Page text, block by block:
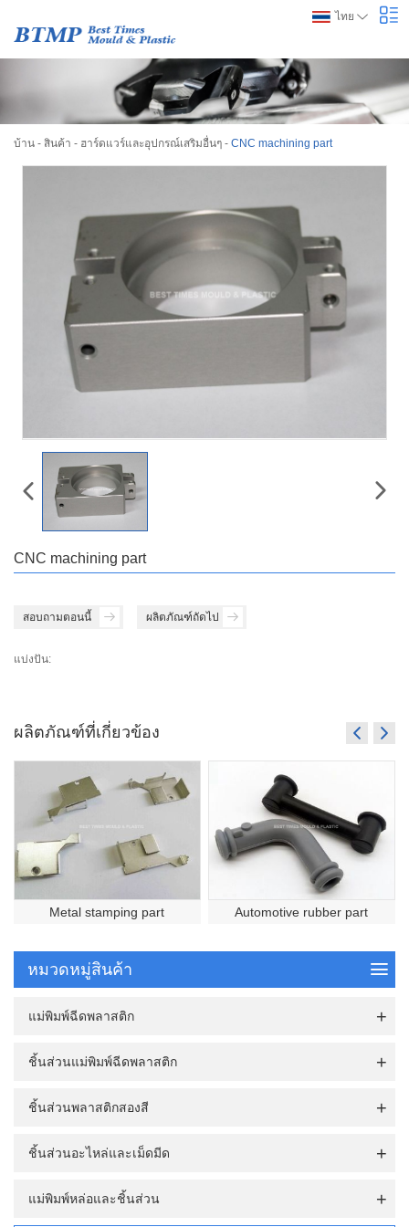
ไทย
บ้าน - สินค้า - ฮาร์ดแวร์และอุปกรณ์เสริมอื่นๆ - CNC machining part
CNC machining part
สอบถามตอนนี้ ผลิตภัณฑ์ถัดไป
แบ่งปัน:
ผลิตภัณฑ์ที่เกี่ยวข้อง
Metal stamping part Automotive rubber part
หมวดหมู่สินค้า
แม่พิมพ์ฉีดพลาสติก
ชิ้นส่วนแม่พิมพ์ฉีดพลาสติก
ชิ้นส่วนพลาสติกสองสี
ชิ้นส่วนอะไหล่และเม็ดมีด
แม่พิมพ์หล่อและชิ้นส่วน